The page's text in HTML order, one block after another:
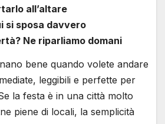
all’altare
si sposa davvero
Ne riparliamo domani
bene quando volete andare
leggibili e perfette per
la festa è in una città molto
piene di locali, la semplicità